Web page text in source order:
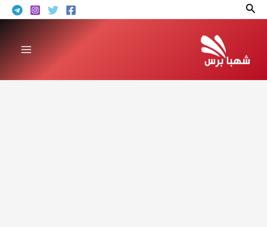
تخطيالبحث